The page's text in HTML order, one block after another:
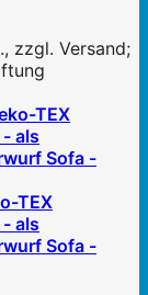
zzgl. Versand;
TEX
als
Sofa -